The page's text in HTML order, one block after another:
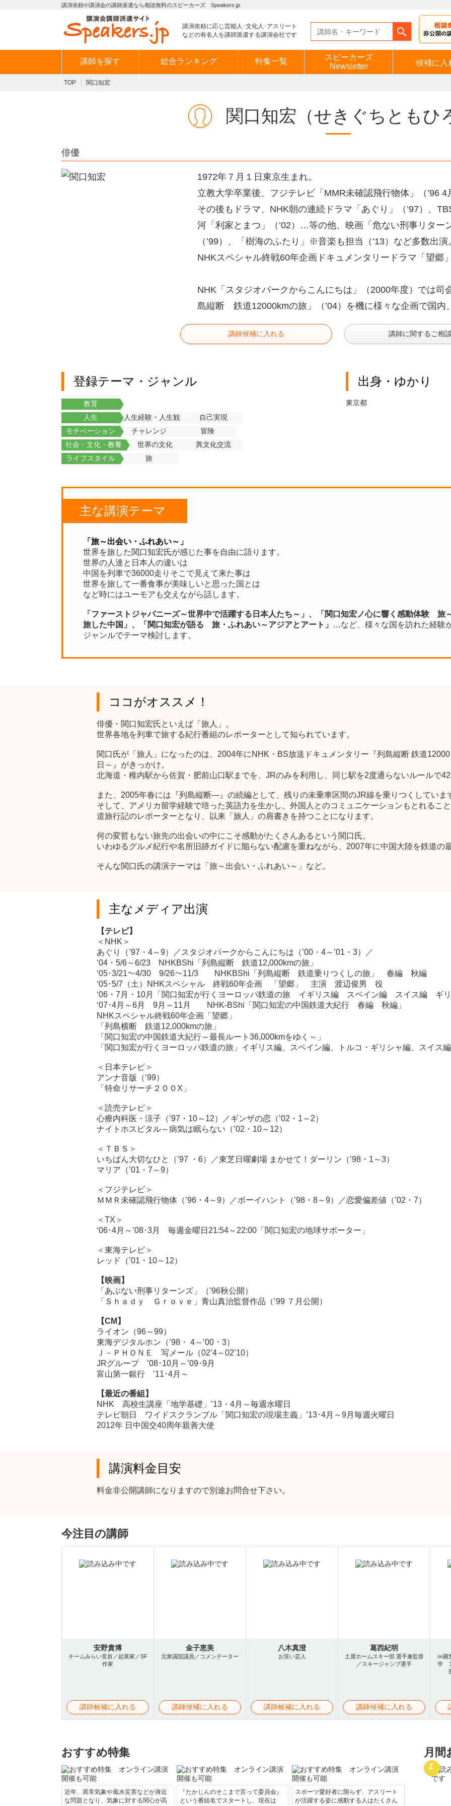
講演依頼や講演会の講師派遣なら相談無料のスピーカーズ Speakers.jp
講演依頼に応じ芸能人･文化人･アスリート
などの有名人を講師派遣する講演会社です
講師を探す 総合ランキング 特集一覧
スピーカーズ
Newsletter
候補に入
TOP 関口知宏
関口知宏 （せきぐちともひ
俳優
1972年７月１日東京生まれ。
立教大学卒業後、フジテレビ「MMR未確認飛行物体」（’96 4
その後もドラマ、NHK朝の連続ドラマ「あぐり」（’97）、
河「利家とまつ」（’02）…等の他、映画「危ない刑事リター
（’99）、「樹海のふたり」※音楽も担当（’13）など多数出演
NHKスペシャル終戦60年企画ドキュメンタリードラマ「望郷
NHK「スタジオパークからこんにちは」（2000年度）では
島縦断 鉄道12000kmの旅」（’04）を機に様々な企画で国内
講師候補に入れる 講師に関するご相談
登録テーマ・ジャンル
教育
人生
人生経験・人生観
自己実現
モチベーション
チャレンジ
冒険
社会・文化・教養
世界の文化
異文化交流
ライフスタイル
旅
出身・ゆかり
東京都
主な講演テーマ
「旅～出会い・ふれあい～」
世界を旅した関口知宏氏が感じた事を自由に語ります。
世界の人達と日本人の違いは
中国を列車で36000走りそこで見えて来た事は
世界を旅して一番食事が美味しいと思った国とは
など時にはユーモアも交えながら話します。
「ファーストジャパニーズ～世界中で活躍する日本人たち～」、「関口知宏ノ心に響く感動体験 旅
旅した中国」、「関口知宏が語る 旅・ふれあい～アジアとアート」
…など、様々な国を訪れた経験
ジャンルでテーマ検討します。
ココがオススメ！
俳優・関口知宏氏といえば「旅人」。
世界各地を列車で旅する紀行番組のレポーターとして知られています。
関口氏が「旅人」になったのは、2004年にNHK・BS放送ドキュメンタリー『列島縦断 鉄道
日～』がきっかけ。
北海道・稚内駅から佐賀・肥前山口駅までを、JRのみを利用し、同じ駅を2度通らないルールで42
また、2005年春には『列島縦断―』の続編として、残りの未乗車区間のJR線を乗りつくしていま
そして、アメリカ留学経験で培った英語力を生かし、外国人とのコミュニケーションもとれるこ
道旅行記のレポーターとなり、以来「旅人」の肩書きを持つことになります。
何の変哲もない旅先の出会いの中にこそ感動がたくさんあるという関口氏。
いわゆるグルメ紀行や名所旧跡ガイドに陥らない配慮を重ねながら、2007年に中国大陸を鉄道の
そんな関口氏の講演テーマは「旅～出会い・ふれあい～」など。
主なメディア出演
【テレビ】
＜NHK＞
あぐり（’97・4～9）／スタジオパークからこんにちは（’00・4～’01・3）／
‘04・5/6～6/23 NHKBShi「列島縦断 鉄道12,000kmの旅」
‘05･3/21～4/30 9/26～11/3 NHKBShi「列島縦断 鉄道乗りつくしの旅」 春編 秋編
‘05･5/7（土）NHKスペシャル 終戦60年企画 「望郷」 主演 渡辺俊男 役
‘06・7月・10月「関口知宏が行くヨーロッパ鉄道の旅 イギリス編 スペイン編 スイス編 ギリ
‘07･4月～6月 9月～11月 NHK‐BShi「関口知宏の中国鉄道大紀行 春編 秋編」
NHKスペシャル終戦60年企画「望郷」
「列島横断 鉄道12,000kmの旅」
「関口知宏の中国鉄道大紀行～最長ルート36,000kmをゆく～」
「関口知宏が行くヨーロッパ鉄道の旅」イギリス編、スペイン編、トルコ・ギリシャ編、スイス編
＜日本テレビ＞
アンナ音版（’99）
「特命リサーチ２００X」
＜読売テレビ＞
心療内科医・涼子（’97・10～12）／ギンザの恋（’02・1～2）
ナイトホスピタル～病気は眠らない（’02・10～12）
＜ＴＢＳ＞
いちばん大切なひと（’97 ・6）／東芝日曜劇場 まかせて！ダーリン（’98・1～3）
マリア（’01・7～9）
＜フジテレビ＞
ＭＭＲ未確認飛行物体（’96・4～9）／ボーイハント（’98・8～9）／恋愛偏差値（’02・7）
＜TX＞
‘06･4月～’08･3月 毎週金曜日21:54～22:00「関口知宏の地球サポーター」
＜東海テレビ＞
レッド（’01・10～12）
【映画】
「あぶない刑事リターンズ」（’96秋公開）
「Ｓｈａｄｙ Ｇｒｏｖｅ」青山真治監督作品（’99 ７月公開）
【CM】
ライオン（96～99）
東海デジタルホン（’98・ 4～’00・3）
Ｊ－ＰＨＯＮＥ 写メール（02’4～02’10）
JRグループ ’08･10月～’09･9月
富山第一銀行 ’11･4月～
【最近の番組】
NHK 高校生講座「地学基礎」’13・4月～毎週水曜日
テレビ朝日 ワイドスクランブル「関口知宏の現場主義」’13･4月～9月毎週火曜日
2012年 日中国交40周年親善大使
講演料金目安
料金非公開講師になりますので別途お問合せ下さい。
今注目の講師
安野貴博
チームみらい党首／起業家／SF
作家
講師候補に入れる
金子恵美
元衆議院議員／コメンテーター
講師候補に入れる
八木真澄
お笑い芸人
講師候補に入れる
葛西紀明
土屋ホームスキー部 選手兼監督
／スキージャンプ選手
講師候補に入れる
㈱圓
学
おすすめ特集
近年、異常気象や風水災害などが身近
な問題となり、気象に対する関心が高
『たかじんのそこまで言って委員会』
という番組名でスタートし、現在は
スポーツ愛好者に限らず、アスリート
が活躍する姿に感動する人はたくさん
月間